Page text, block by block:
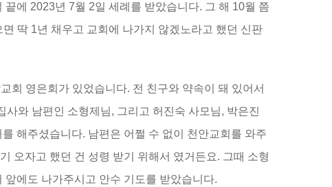
에 2023년 7월 2일 세례를 받았습니다. 그 해 10월 쯤
딱 1년 채우고 교회에 나가지 않겠노라고 했던 신판
회 영은회가 있었습니다. 전 친구와 약속이 돼 있어서
와 남편인 소형제님, 그리고 허진숙 사모님, 박은진
해주셨습니다. 남편은 어쩔 수 없이 천안교회를 와주
오자고 했던 건 성령 받기 위해서 였거든요. 그때 소형
에도 나가주시고 안수 기도를 받았습니다.